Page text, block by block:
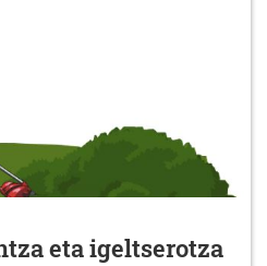
eta igeltserotza